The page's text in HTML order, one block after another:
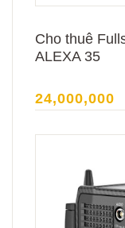
Cho thuê
ALEXA 35
24,000,000